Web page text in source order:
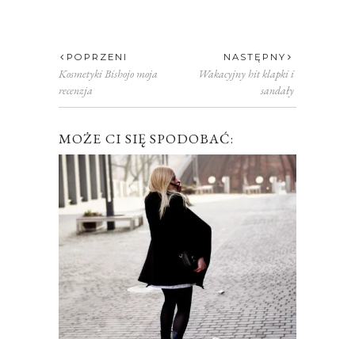
POPRZENI
Kosmetyki Bishojo moja
recenzja
NASTĘPNY
Wakacyjny hit klapki i
sandały
MOŻE CI SIĘ SPODOBAĆ: